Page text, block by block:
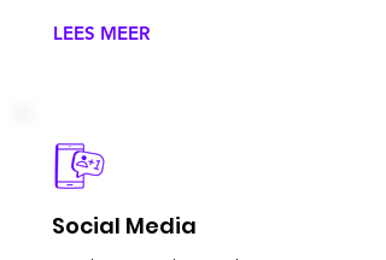
LEES MEER
Social Media